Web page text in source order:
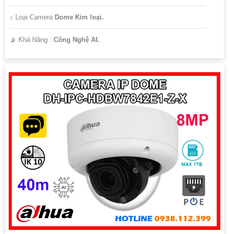
↕️ Loại Camera Dome Kim loại.
️📡 Khả Năng : Công Nghệ AI.